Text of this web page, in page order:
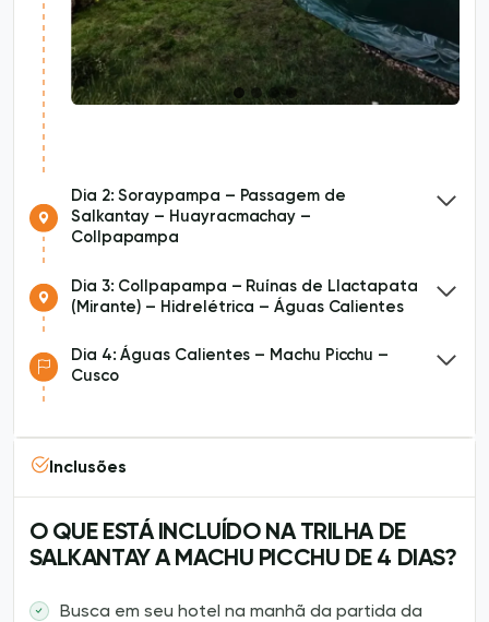
Dia 2: Soraypampa – Passagem de
Salkantay – Huayracmachay –
Collpapampa
Dia 3: Collpapampa – Ruínas de Llactapata
(Mirante) – Hidrelétrica – Águas Calientes
Dia 4: Águas Calientes – Machu Picchu –
Cusco
Inclusões
O QUE ESTÁ INCLUÍDO NA TRILHA DE
SALKANTAY A MACHU PICCHU DE 4 DIAS?
Busca em seu hotel na manhã da partida da